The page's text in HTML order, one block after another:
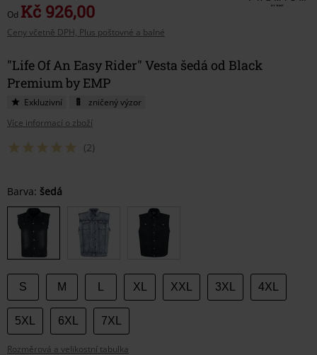
Od Kč 926,00
Ceny včetně DPH, Plus poštovné a balné
"Life Of An Easy Rider" Vesta šedá od Black
Premium by EMP
Exkluzivní
zničený výzor
Více informací o zboží
(2)
Vyberte
si
velikost
Barva: šedá
S M XL XXL 3XL 4XL
5XL 6XL 7XL
Rozměrová a velikostní tabulka